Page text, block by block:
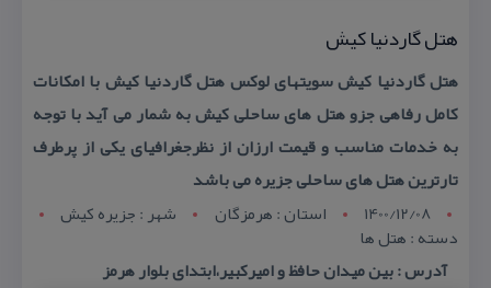
هتل گاردنیا كیش
هتل گاردنیا كیش سویتهای لوكس هتل گاردنیا كیش با امكانات
كامل رفاهی جزو هتل های ساحلی كیش به شمار می آید با توجه
به خدمات مناسب و قیمت ارزان از نظرجغرافیای یكی از پرطرف
تارترین هتل های ساحلی جزیره می باشد
1400/12/08
استان : هرمزگان شهر : جزيره کيش
دسته : هتل ها
آدرس : بین میدان حافظ و امیركبیر،ابتدای بلوار هرمز